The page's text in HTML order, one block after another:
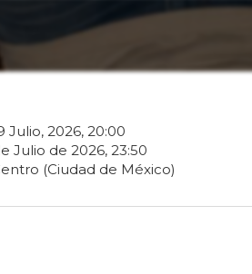
Julio, 2026, 20:00
Julio de 2026, 23:50
(Ciudad de México)